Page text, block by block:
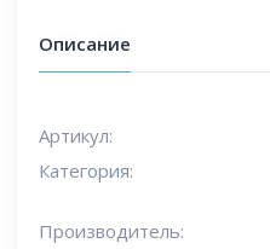
Описание
Артикул:
Категория:
Производитель: